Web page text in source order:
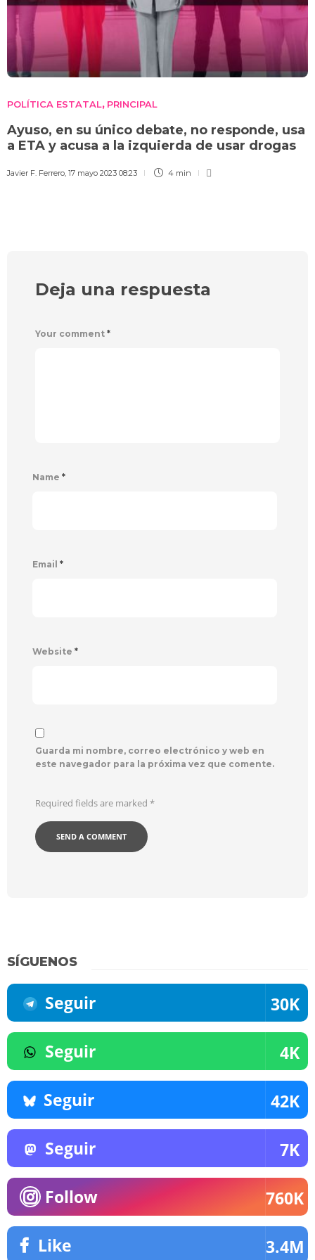
POLÍTICA ESTATAL, PRINCIPAL
Ayuso, en su único debate, no responde, usa
a ETA y acusa a la izquierda de usar drogas
Javier F. Ferrero 17 mayo 2023 08:23 4 min
Deja una respuesta
Your comment *
Name *
Email *
Website *
Guarda mi nombre, correo electrónico y web en
este navegador para la próxima vez que comente.
Required fields are marked *
SÍGUENOS
Seguir 30K
Seguir 4K
Seguir 42K
Seguir 7K
Follow 760K
Like 3.4M